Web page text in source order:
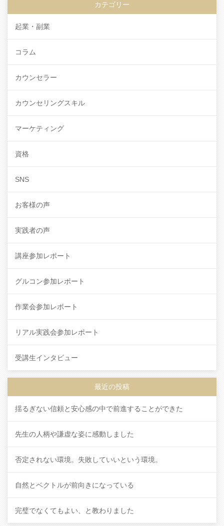
カテゴリー
起業・副業
コラム
カウンセラー
カウンセリングスキル
マーケティング
資格
SNS
お客様の声
実践者の声
講座参加レポート
グルコン参加レポート
作業会参加レポート
リアル実践会参加レポート
受講生インタビュー
最近の投稿
揺るぎない信頼と安心感の中で前進することができた
先生の人柄や謙虚な姿に感動しました
否定されない環境。失敗していいという環境。
自然とベクトルが前向きになっている
完璧でなくてもよい、と教わりました